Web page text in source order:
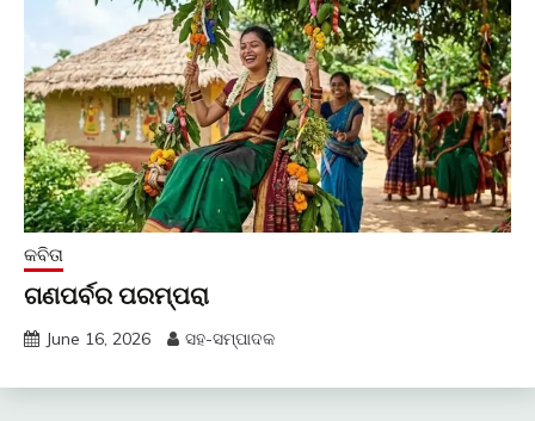
କବିତା
ଗଣପର୍ବର ପରମ୍ପରା
June 16, 2026 ସହ-ସମ୍ପାଦକ